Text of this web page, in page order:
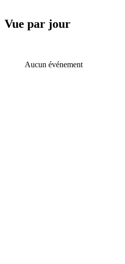
Vue par jour
Aucun événement